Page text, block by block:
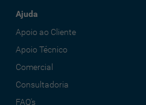
Ajuda
Apoio ao Cliente
Apoio Técnico
Comercial
Consultadoria
FAQ's